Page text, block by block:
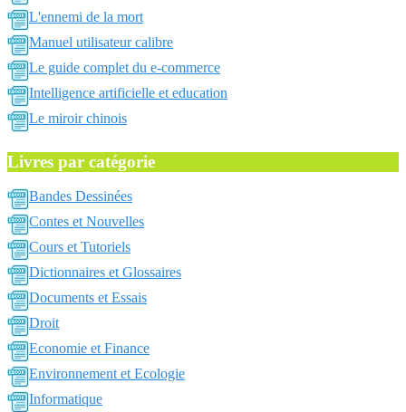
L'ennemi de la mort
Manuel utilisateur calibre
Le guide complet du e-commerce
Intelligence artificielle et education
Le miroir chinois
Livres par catégorie
Bandes Dessinées
Contes et Nouvelles
Cours et Tutoriels
Dictionnaires et Glossaires
Documents et Essais
Droit
Economie et Finance
Environnement et Ecologie
Informatique